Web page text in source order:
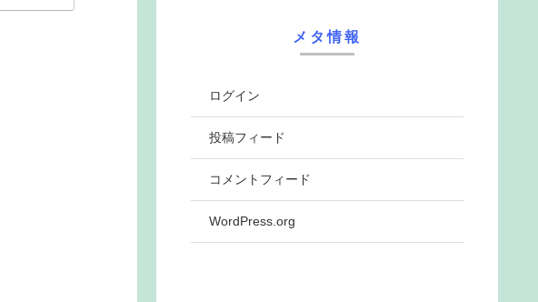
メタ情報
ログイン
投稿フィード
コメントフィード
WordPress.org